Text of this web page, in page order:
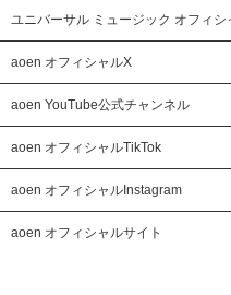
ユニバーサル ミュージック オフィシ
aoen オフィシャルX
aoen YouTube公式チャンネル
aoen オフィシャルTikTok
aoen オフィシャルInstagram
aoen オフィシャルサイト